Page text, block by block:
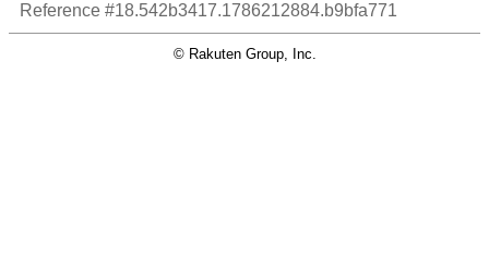
Reference #18.542b3417.1786212884.b9bfa771
© Rakuten Group, Inc.